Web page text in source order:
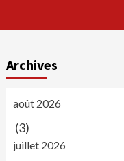
Archives
août 2026
(3)
juillet 2026